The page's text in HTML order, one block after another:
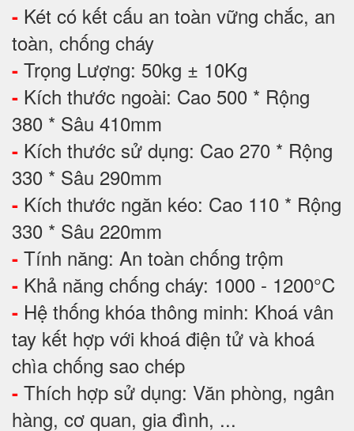
- Két có kết cấu an toàn vững chắc, an
toàn, chống cháy
- Trọng Lượng: 50kg ± 10Kg
- Kích thước ngoài: Cao 500 * Rộng
380 * Sâu 410mm
- Kích thước sử dụng: Cao 270 * Rộng
330 * Sâu 290mm
- Kích thước ngăn kéo: Cao 110 * Rộng
330 * Sâu 220mm
- Tính năng: An toàn chống trộm
- Khả năng chống cháy: 1000 - 1200°C
- Hệ thống khóa thông minh: Khoá vân
tay kết hợp với khoá điện tử và khoá
chìa chống sao chép
- Thích hợp sử dụng: Văn phòng, ngân
hàng, cơ quan, gia đình, ...